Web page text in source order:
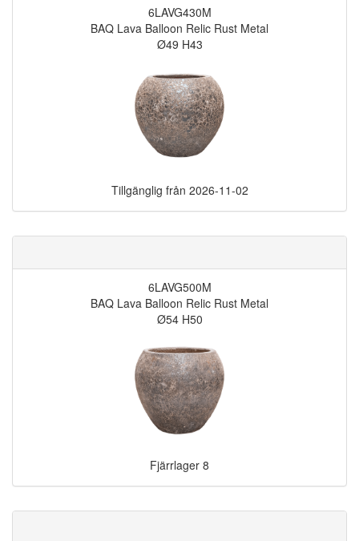
6LAVG430M
BAQ Lava Balloon Relic Rust Metal
Ø49 H43
Tillgänglig från 2026-11-02
6LAVG500M
BAQ Lava Balloon Relic Rust Metal
Ø54 H50
Fjärrlager 8